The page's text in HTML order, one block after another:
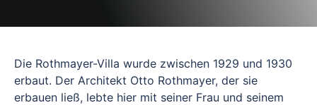
Die Rothmayer-Villa wurde zwischen 1929 und 1930
erbaut. Der Architekt Otto Rothmayer, der sie
erbauen ließ, lebte hier mit seiner Frau und seinem